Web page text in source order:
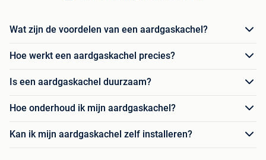
Wat zijn de voordelen van een aardgaskachel?
Hoe werkt een aardgaskachel precies?
Is een aardgaskachel duurzaam?
Hoe onderhoud ik mijn aardgaskachel?
Kan ik mijn aardgaskachel zelf installeren?